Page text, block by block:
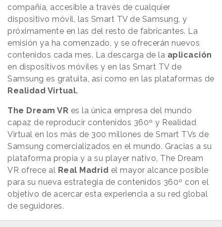
compañía, accesible a través de cualquier
dispositivo móvil, las Smart TV de Samsung, y
próximamente en las del resto de fabricantes. La
emisión ya ha comenzado, y se ofrecerán nuevos
contenidos cada mes. La descarga de la aplicación
en dispositivos móviles y en las Smart TV de
Samsung es gratuita, así como en las plataformas de
Realidad Virtual.
The Dream VR es la única empresa del mundo
capaz de reproducir contenidos 360º y Realidad
Virtual en los más de 300 millones de Smart TVs de
Samsung comercializados en el mundo. Gracias a su
plataforma propia y a su player nativo, The Dream
VR ofrece al Real Madrid el mayor alcance posible
para su nueva estrategia de contenidos 360º con el
objetivo de acercar esta experiencia a su red global
de seguidores.